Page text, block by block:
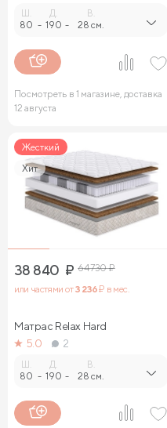
80 -
Д.
190 -
В.
28 см.
Посмотреть в 1 магазине, доставка
12 августа
Жесткий
Хит
38 840 ₽ 64 730₽
или частями от3 236₽ в мес.
Матрас Relax Нard
5.0
2
Ш.
80 -
Д.
190 -
В.
28 см.